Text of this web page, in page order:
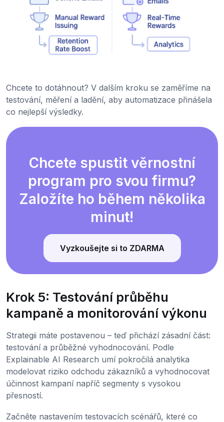
Chcete to dotáhnout? V dalším kroku se zaměříme na
testování, měření a ladění, aby automatizace přinášela
co nejlepší výsledky.
Chcete spustit věrnostní
program pro svou firmu?
Založíte ho během několika
minut!
Vyzkoušejte si to ZDARMA
Krok 5: Testování průběhu
kampaně a monitorování výkonu
Strategii máte postavenou – teď přichází zásadní část:
testování a průběžné vyhodnocování. Podle
Explainable AI Research umí pokročilá analytika
modelovat riziko odchodu zákazníků a vyhodnocovat
účinnost kampaní napříč segmenty s vysokou
přesností.
Začněte nastavením testovacích scénářů, které co